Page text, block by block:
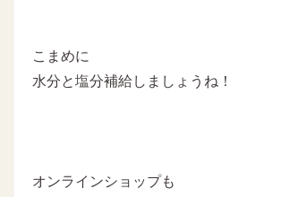
こまめに
水分と塩分補給しましょうね！
オンラインショップも